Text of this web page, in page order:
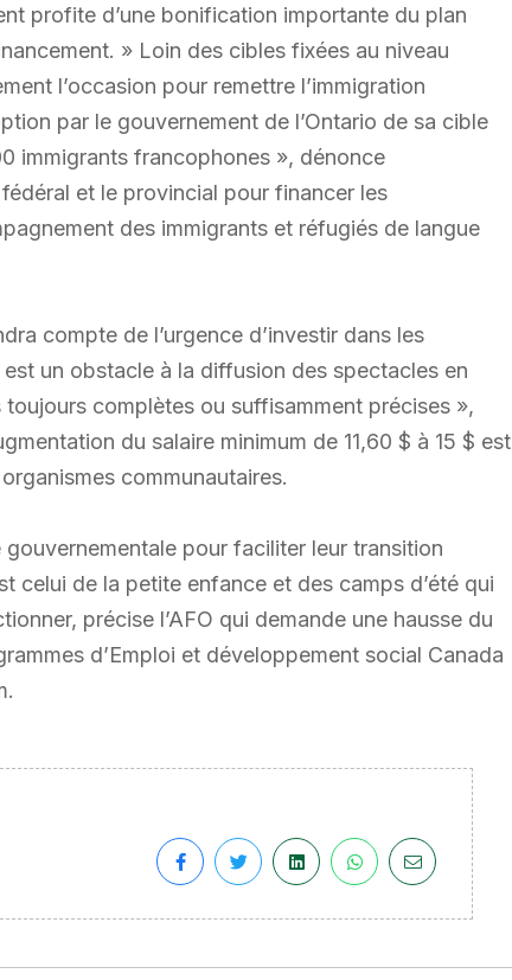
profite d’une bonification importante du plan
» Loin des cibles fixées au niveau
l’occasion pour remettre l’immigration
par le gouvernement de l’Ontario de sa cible
immigrants francophones », dénonce
et le provincial pour financer les
des immigrants et réfugiés de langue
compte de l’urgence d’investir dans les
un obstacle à la diffusion des spectacles en
complètes ou suffisamment précises »,
du salaire minimum de 11,60 $ à 15 $ est
communautaires.
gouvernementale pour faciliter leur transition
celui de la petite enfance et des camps d’été qui
précise l’AFO qui demande une hausse du
d’Emploi et développement social Canada